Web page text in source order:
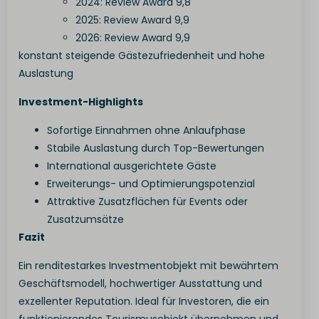
2025: Review Award 9,9
2026: Review Award 9,9
konstant steigende Gästezufriedenheit und hohe
Auslastung
Investment-Highlights
Sofortige Einnahmen ohne Anlaufphase
Stabile Auslastung durch Top-Bewertungen
International ausgerichtete Gäste
Erweiterungs- und Optimierungspotenzial
Attraktive Zusatzflächen für Events oder
Zusatzumsätze
Fazit
Ein renditestarkes Investmentobjekt mit bewährtem
Geschäftsmodell, hochwertiger Ausstattung und
exzellenter Reputation. Ideal für Investoren, die ein
www.gstatic.com